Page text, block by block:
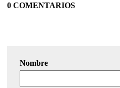
0 COMENTARIOS
Nombre